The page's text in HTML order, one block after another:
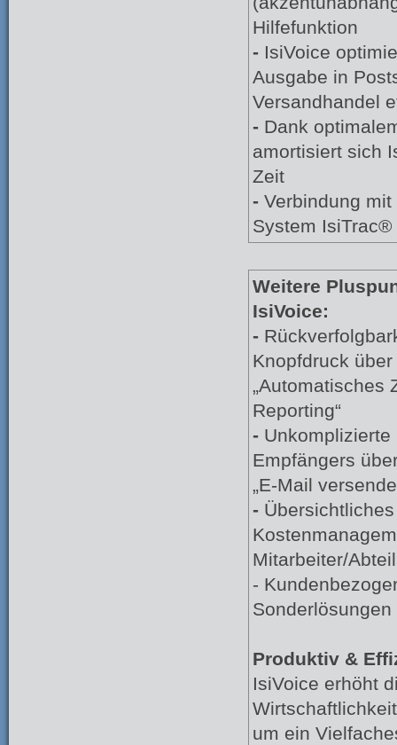
Hilfefunktion
- IsiVoice
Ausgabe in
Versandhandel
- Dank
amortisiert sich
Zeit
- Verbindung
System IsiTrac®
Weitere
IsiVoice:
-
Knopfdruck
„Automatisches
Reporting“
-
Empfängers
„E-Mail
- Übersichtliches
Mitarbeiter/
-
Produktiv &
IsiVoice erhöht
um ein